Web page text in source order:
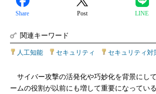
Share Post LINE
関連キーワード
人工知能 セキュリティ セキュリティ対
サイバー攻撃の活発化や巧妙化を背景にし
ームの役割が以前にも増して重要になってい